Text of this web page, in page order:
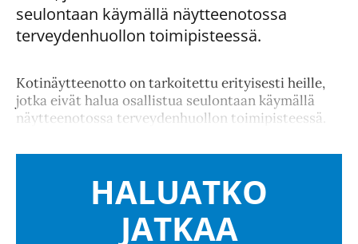
seulontaan käymällä näytteenotossa
terveydenhuollon toimipisteessä.
Kotinäytteenotto on tarkoitettu erityisesti heille,
jotka eivät halua osallistua seulontaan käymällä
näytteenotossa terveydenhuollon toimipisteessä.
HALUATKO
JATKAA